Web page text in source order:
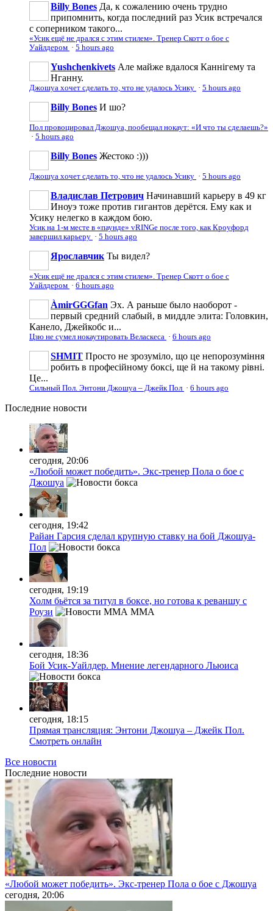
Billy Bones Да, к сожалению очень трудно
припомнить, когда последний раз Усик встречался
с соперником такого...
«Усик ещё не дрался с этим стилем». Тренер Скотт о бое с
Уайлдером · 5 hours ago
Yushchenkivets Але майже вдалося Каннігему та
Нганну.
Джошуа хочет сделать то, что не удалось Усику · 5 hours ago
Billy Bones И шо?
Пол провоцировал Джошуа, пообещал нокаут: «И что ты сделаешь?»
· 5 hours ago
Billy Bones Жестоко :)))
Джошуа хочет сделать то, что не удалось Усику · 5 hours ago
Владислав Петрович Начинавший карьеру в 49 кг
Иноуэ тоже против гигантов дерётся. Ему как и
Усику нелегко в каждом бою.
Усик на 1-м месте в «паунде» vRINGe после того, как Кроуфорд
завершил карьеру · 5 hours ago
Ярославчик Ты видел?
«Усик ещё не дрался с этим стилем». Тренер Скотт о бое с
Уайлдером · 6 hours ago
ÀmirGGGfan Эх. А раньше было наоборот -
первый средний слабый, в миддле элита: Головкин,
Канело, Джейкобс и...
Цзю не сумел нокаутировать Веласкеса · 6 hours ago
SHMIT Просто не зрозуміло, що це непорозуміння
робить в професійному боксі, ще й на такому рівні.
Це...
Сильный Пол. Энтони Джошуа – Джейк Пол · 6 hours ago
Последние новости
сегодня, 20:06
«Любой может победить». Экс-тренер Пола о бое с
Джошуа
сегодня, 19:42
Райан Гарсия сделал крупную ставку на бой Джошуа-
Пол
сегодня, 19:19
Холм бьётся за титул в боксе, но готова к реваншу с
Роузи
MMA
сегодня, 18:36
Бой Усик-Уайлдер. Мнение легендарного Льюиса
сегодня, 18:15
Прямая трансляция: Энтони Джошуа – Джейк Пол.
Смотреть онлайн
Все новости
Последние новости
«Любой может победить». Экс-тренер Пола о бое с Джошуа
сегодня, 20:06